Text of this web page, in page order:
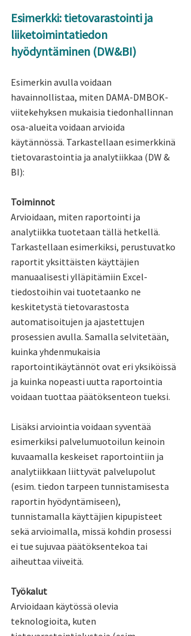
Esimerkki: tietovarastointi ja
liiketoimintatiedon
hyödyntäminen (DW&BI)
Esimerkin avulla voidaan
havainnollistaa, miten DAMA-DMBOK-
viitekehyksen mukaisia tiedonhallinnan
osa-alueita voidaan arvioida
käytännössä. Tarkastellaan esimerkkinä
tietovarastointia ja analytiikkaa (DW &
BI):
Toiminnot
Arvioidaan, miten raportointi ja
analytiikka tuotetaan tällä hetkellä.
Tarkastellaan esimerkiksi, perustuvatko
raportit yksittäisten käyttäjien
manuaalisesti ylläpitämiin Excel-
tiedostoihin vai tuotetaanko ne
keskitetystä tietovarastosta
automatisoitujen ja ajastettujen
prosessien avulla. Samalla selvitetään,
kuinka yhdenmukaisia
raportointikäytännöt ovat eri yksiköissä
ja kuinka nopeasti uutta raportointia
voidaan tuottaa päätöksenteon tueksi.
Lisäksi arviointia voidaan syventää
esimerkiksi palvelumuotoilun keinoin
kuvaamalla keskeiset raportointiin ja
analytiikkaan liittyvät palvelupolut
(esim. tiedon tarpeen tunnistamisesta
raportin hyödyntämiseen),
tunnistamalla käyttäjien kipupisteet
sekä arvioimalla, missä kohdin prosessi
ei tue sujuvaa päätöksentekoa tai
aiheuttaa viiveitä.
Työkalut
Arvioidaan käytössä olevia
teknologioita, kuten